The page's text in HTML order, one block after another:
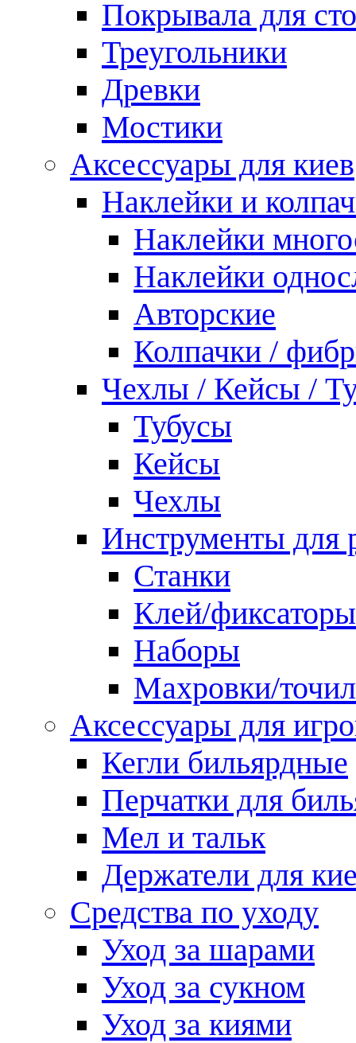
Покрывала для
Треугольники
Древки
Мостики
Аксессуары для киев
Наклейки и
Наклейки
Наклейки
Авторские
Колпачки /
Чехлы / Кейсы /
Тубусы
Кейсы
Чехлы
Инструменты для
Станки
Клей/фиксаторы
Наборы
Махровки/
Аксессуары для
Кегли бильярдные
Перчатки для
Мел и тальк
Держатели для
Средства по уходу
Уход за шарами
Уход за сукном
Уход за киями